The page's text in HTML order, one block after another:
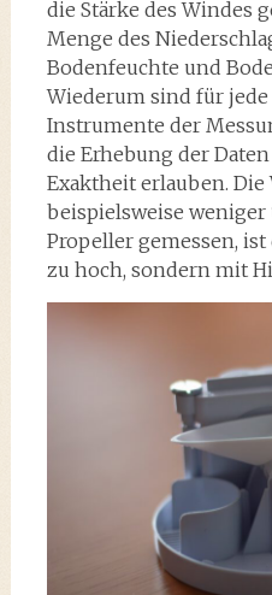
die Stärke des Windes
Menge des
Bodenfeuchte und
Wiederum sind für
Instrumente der
die Erhebung der
Exaktheit erlauben.
beispielsweise
Propeller gemessen,
zu hoch, sondern mit